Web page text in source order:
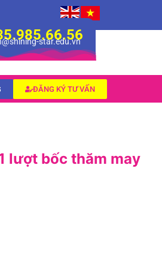
star.edu.vn
ĐĂNG KÝ TƯ VẤN
lượt bốc thăm may